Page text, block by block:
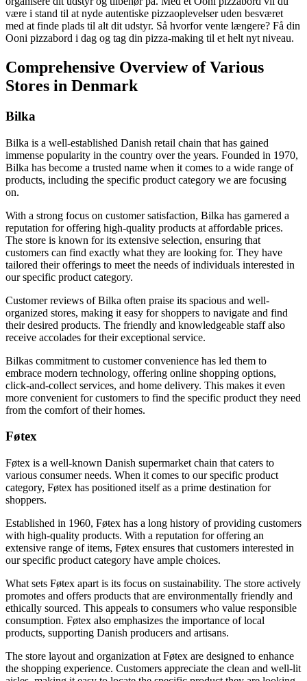
være i stand til at nyde autentiske pizzaoplevelser uden besværet
med at finde plads til alt dit udstyr. Så hvorfor vente længere? Få din
Ooni pizzabord i dag og tag din pizza-making til et helt nyt niveau.
Comprehensive Overview of Various
Stores in Denmark
Bilka
Bilka is a well-established Danish retail chain that has gained
immense popularity in the country over the years. Founded in 1970,
Bilka has become a trusted name when it comes to a wide range of
products, including the specific product category we are focusing
on.
With a strong focus on customer satisfaction, Bilka has garnered a
reputation for offering high-quality products at affordable prices.
The store is known for its extensive selection, ensuring that
customers can find exactly what they are looking for. They have
tailored their offerings to meet the needs of individuals interested in
our specific product category.
Customer reviews of Bilka often praise its spacious and well-
organized stores, making it easy for shoppers to navigate and find
their desired products. The friendly and knowledgeable staff also
receive accolades for their exceptional service.
Bilkas commitment to customer convenience has led them to
embrace modern technology, offering online shopping options,
click-and-collect services, and home delivery. This makes it even
more convenient for customers to find the specific product they need
from the comfort of their homes.
Føtex
Føtex is a well-known Danish supermarket chain that caters to
various consumer needs. When it comes to our specific product
category, Føtex has positioned itself as a prime destination for
shoppers.
Established in 1960, Føtex has a long history of providing customers
with high-quality products. With a reputation for offering an
extensive range of items, Føtex ensures that customers interested in
our specific product category have ample choices.
What sets Føtex apart is its focus on sustainability. The store actively
promotes and offers products that are environmentally friendly and
ethically sourced. This appeals to consumers who value responsible
consumption. Føtex also emphasizes the importance of local
products, supporting Danish producers and artisans.
The store layout and organization at Føtex are designed to enhance
the shopping experience. Customers appreciate the clean and well-lit